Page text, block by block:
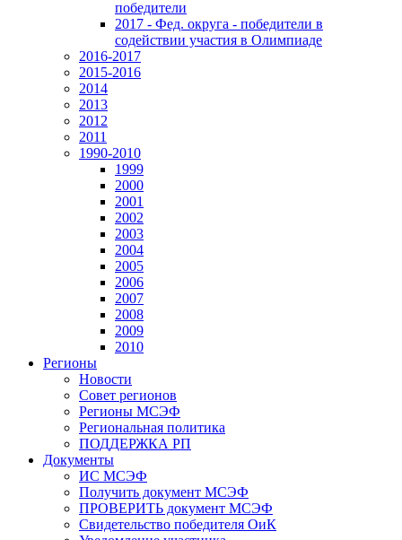
победители
2017 - Фед. округа - победители в
содействии участия в Олимпиаде
2016-2017
2015-2016
2014
2013
2012
2011
1990-2010
1999
2000
2001
2002
2003
2004
2005
2006
2007
2008
2009
2010
Регионы
Новости
Совет регионов
Регионы МСЭФ
Региональная политика
ПОДДЕРЖКА РП
Документы
ИС МСЭФ
Получить документ МСЭФ
ПРОВЕРИТЬ документ МСЭФ
Свидетельство победителя ОиК